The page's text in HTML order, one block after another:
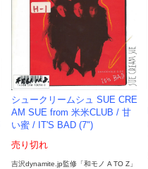
シュークリームシュ SUE CRE
AM SUE from 米米CLUB / 甘
い蜜 / IT'S BAD (7")
売り切れ
吉沢dynamite.jp監修「和モノ A TO Z」